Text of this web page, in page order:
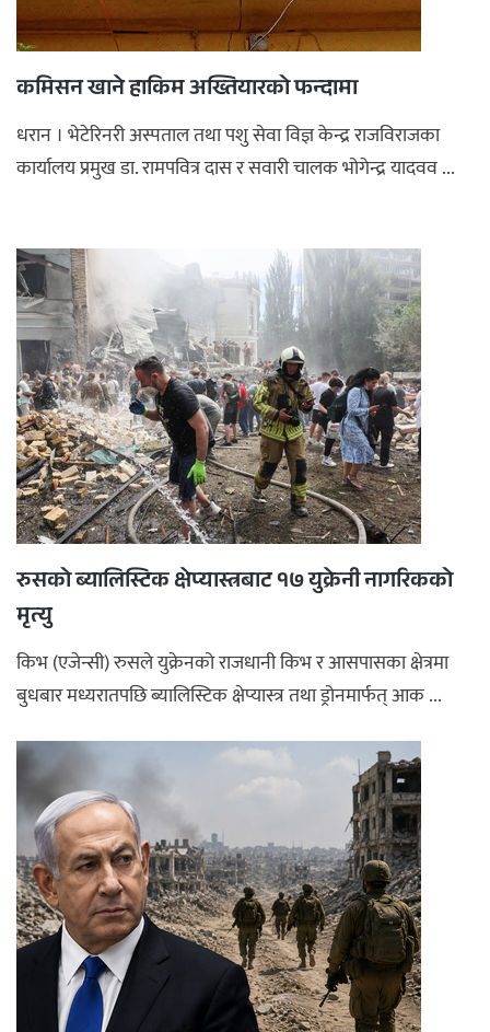
कमिसन खाने हाकिम अख्तियारको फन्दामा
धरान । भेटेरिनरी अस्पताल तथा पशु सेवा विज्ञ केन्द्र राजविराजका
कार्यालय प्रमुख डा. रामपवित्र दास र सवारी चालक भोगेन्द्र यादवव ...
रुसको ब्यालिस्टिक क्षेप्यास्त्रबाट १७ युक्रेनी नागरिकको
मृत्यु
किभ (एजेन्सी) रुसले युक्रेनको राजधानी किभ र आसपासका क्षेत्रमा
बुधबार मध्यरातपछि ब्यालिस्टिक क्षेप्यास्त्र तथा ड्रोनमार्फत् आक ...